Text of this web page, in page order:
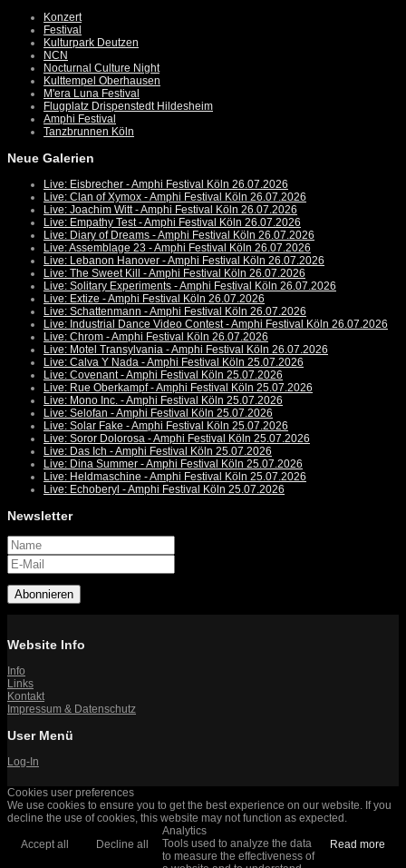
Konzert
Festival
Kulturpark Deutzen
NCN
Nocturnal Culture Night
Kulttempel Oberhausen
M'era Luna Festival
Flugplatz Drispenstedt Hildesheim
Amphi Festival
Tanzbrunnen Köln
Neue Galerien
Live: Eisbrecher - Amphi Festival Köln 26.07.2026
Live: Clan of Xymox - Amphi Festival Köln 26.07.2026
Live: Joachim Witt - Amphi Festival Köln 26.07.2026
Live: Empathy Test - Amphi Festival Köln 26.07.2026
Live: Diary of Dreams - Amphi Festival Köln 26.07.2026
Live: Assemblage 23 - Amphi Festival Köln 26.07.2026
Live: Lebanon Hanover - Amphi Festival Köln 26.07.2026
Live: The Sweet Kill - Amphi Festival Köln 26.07.2026
Live: Solitary Experiments - Amphi Festival Köln 26.07.2026
Live: Extize - Amphi Festival Köln 26.07.2026
Live: Schattenmann - Amphi Festival Köln 26.07.2026
Live: Industrial Dance Video Contest - Amphi Festival Köln 26.07.2026
Live: Chrom - Amphi Festival Köln 26.07.2026
Live: Motel Transylvania - Amphi Festival Köln 26.07.2026
Live: Calva Y Nada - Amphi Festival Köln 25.07.2026
Live: Covenant - Amphi Festival Köln 25.07.2026
Live: Rue Oberkampf - Amphi Festival Köln 25.07.2026
Live: Mono Inc. - Amphi Festival Köln 25.07.2026
Live: Selofan - Amphi Festival Köln 25.07.2026
Live: Solar Fake - Amphi Festival Köln 25.07.2026
Live: Soror Dolorosa - Amphi Festival Köln 25.07.2026
Live: Das Ich - Amphi Festival Köln 25.07.2026
Live: Dina Summer - Amphi Festival Köln 25.07.2026
Live: Heldmaschine - Amphi Festival Köln 25.07.2026
Live: Echoberyl - Amphi Festival Köln 25.07.2026
Newsletter
Abonnieren
Website Info
Info
Links
Kontakt
Impressum & Datenschutz
User Menü
Log-In
Cookies user preferences
We use cookies to ensure you to get the best experience on our website. If you
decline the use of cookies, this website may not function as expected.
Accept all Decline all Read more
Analytics
Tools used to analyze the data
to measure the effectiveness of